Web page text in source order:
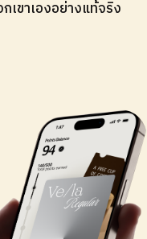
เขาเองอย่างแท้จริง